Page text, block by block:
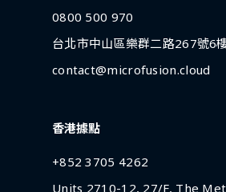
0800 500 970
台北市中山區樂群二路267號6
contact@microfusion.cloud
香港據點
+852 3705 4262
Units 2710-12, 27/F, The